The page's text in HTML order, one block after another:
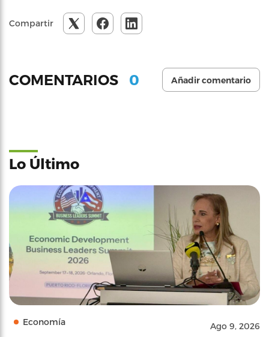
Compartir
COMENTARIOS 0 Añadir comentario
Lo Último
Economía Ago 9, 2026